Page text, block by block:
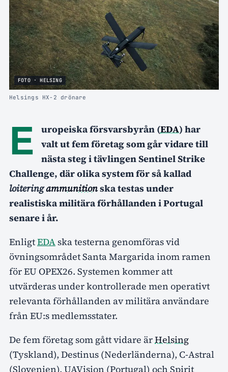
FOTO · HELSING
Helsings HX-2 drönare
E uropeiska försvarsbyrån (EDA) har
valt ut fem företag som går vidare till
nästa steg i tävlingen Sentinel Strike
Challenge, där olika system för så kallad
loiteringammunitionska testas under
realistiska militära förhållanden i Portugal
senare i år.
EnligtEDA ska testerna genomföras vid
övningsområdet Santa Margarida inom ramen
för EU OPEX26. Systemen kommer att
utvärderas under kontrollerade men operativt
relevanta förhållanden av militära användare
från EU:s medlemsstater.
De fem företag som gått vidare ärHelsing
(Tyskland), Destinus (Nederländerna), C-Astral
(Slovenien), UAVision (Portugal) och Spirit